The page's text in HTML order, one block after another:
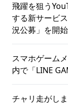
飛躍を狙う
する新サービ
況公募」を開始
スマホゲーム
内で「LINE
チャリ走がし